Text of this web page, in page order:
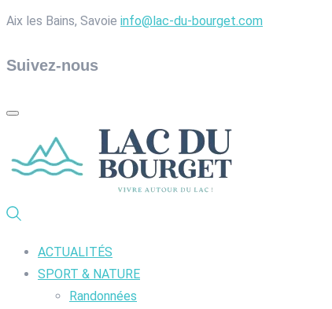
Aix les Bains, Savoie info@lac-du-bourget.com
Suivez-nous
ACTUALITÉS
SPORT & NATURE
Randonnées